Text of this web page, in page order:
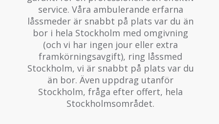
service. Våra ambulerande erfarna
låssmeder är snabbt på plats var du än
bor i hela Stockholm med omgivning
(och vi har ingen jour eller extra
framkörningsavgift), ring låssmed
Stockholm, vi är snabbt på plats var du
än bor. Även uppdrag utanför
Stockholm, fråga efter offert, hela
Stockholmsområdet.